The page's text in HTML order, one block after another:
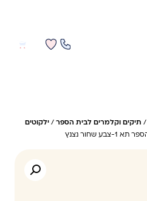
/ תיקים וקלמרים לבית הספר / ילקוטים
שחור נצנץ